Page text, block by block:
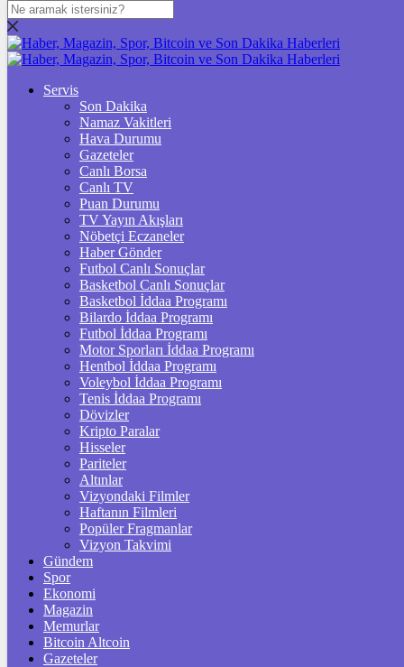
DOLAR
47,7252$% 0.01
% -0.06
STERLİN
% -0.02
GRAM ALTIN
%-0,31
ÇEYREK ALTIN
10.869,00%2,22
TAM ALTIN
43.288,00%2,21
%-0,38
%-0,14
LİTECOİN
ETHEREUM
Servis
Son Dakika
Namaz Vakitleri
Hava Durumu
Gazeteler
Canlı Borsa
Canlı TV
Puan Durumu
TV Yayın Akışları
Nöbetçi Eczaneler
Haber Gönder
Futbol Canlı Sonuçlar
Basketbol Canlı Sonuçlar
Basketbol İddaa Programı
Bilardo İddaa Programı
Futbol İddaa Programı
Motor Sporları İddaa Programı
Hentbol İddaa Programı
Voleybol İddaa Programı
Tenis İddaa Programı
Dövizler
Kripto Paralar
Hisseler
Pariteler
Altınlar
Vizyondaki Filmler
Haftanın Filmleri
Popüler Fragmanlar
Vizyon Takvimi
Gündem
Spor
Ekonomi
Magazin
Memurlar
Bitcoin Altcoin
Gazeteler